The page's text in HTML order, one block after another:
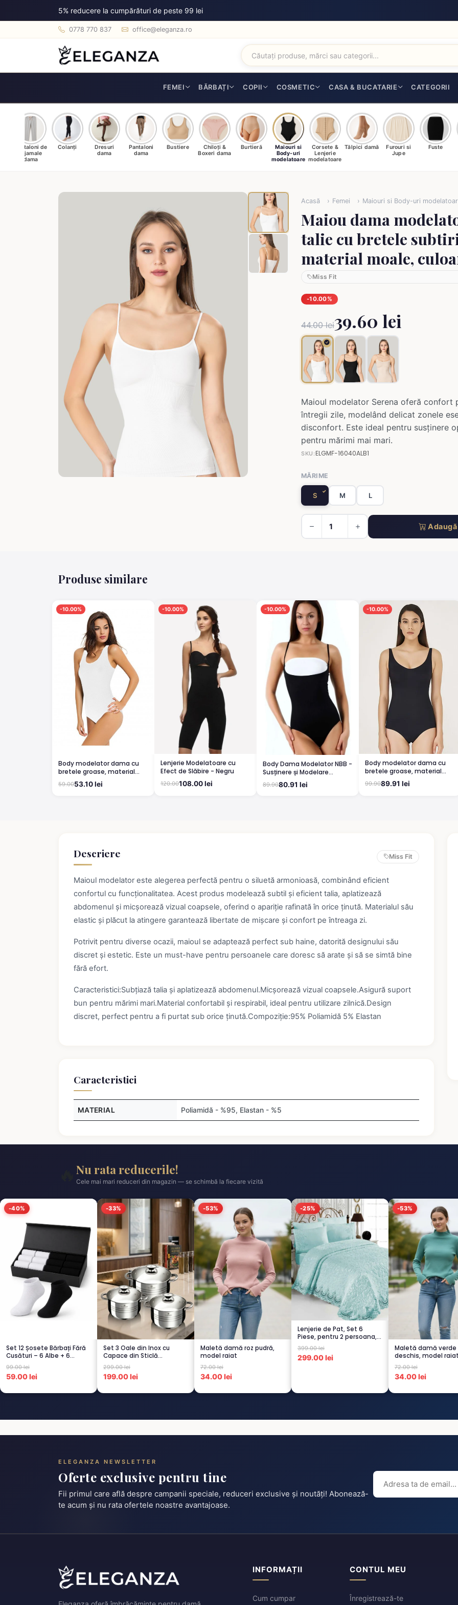
5% reducere la cumpărături de peste 99 lei
0778 770 837 office@eleganza.ro
FEMEI BĂRBAȚI COPII COSMETIC CASA & BUCATARIE CATEGORII
Pantaloni de
pijamale
dama
Colanți
Dresuri
dama
Pantaloni
dama
Bustiere
Chiloți &
Boxeri dama
Burtieră
Maiouri si
Body-uri
modelatoare
Corsete &
Lenjerie
modelatoare
Tălpici damă
Furouri si
Jupe
Fuste
Acasă Femei Maiouri si Body-uri
Maiou dama
talie cu bretele
material moale,
Miss Fit
-10.00%
44.00 lei39.60 lei
Maioul modelator Serena oferă confort
întregii zile, modelând delicat zonele
disconfort. Este ideal pentru susținere
pentru mărimi mai mari.
SKU:ELGMF-16040ALB1
MĂRIME
S M L
Produse similare
-10.00%
Body modelator dama cu
bretele groase, material
elastic si respirabil, alb
59.0053.10 lei
-10.00%
Lenjerie Modelatoare cu
Efect de Slăbire - Negru
120.00108.00 lei
-10.00%
Body Dama Modelator NBB -
Susținere și Modelare
Discretă, Negru
89.9080.91 lei
-10.00%
Body modelator dama cu
bretele groase, material
elastic si respirabil de
culoare negru
99.9089.91 lei
Descriere Miss Fit
Maioul modelator este alegerea perfectă pentru o siluetă armonioasă, combinând eficient
confortul cu funcționalitatea. Acest produs modelează subtil și eficient talia, aplatizează
abdomenul și micșorează vizual coapsele, oferind o apariție rafinată în orice ținută. Materialul său
elastic și plăcut la atingere garantează libertate de mișcare și confort pe întreaga zi.
Potrivit pentru diverse ocazii, maioul se adaptează perfect sub haine, datorită designului său
discret și estetic. Este un must-have pentru persoanele care doresc să arate și să se simtă bine
fără efort.
Caracteristici:Subțiază talia și aplatizează abdomenul.Micșorează vizual coapsele.Asigură suport
bun pentru mărimi mari.Material confortabil și respirabil, ideal pentru utilizare zilnică.Design
discret, perfect pentru a fi purtat sub orice ținută.Compoziție:95% Poliamidă 5% Elastan
Caracteristici
MATERIAL Poliamidă - %95, Elastan - %5
Nu rata reducerile!
Cele mai mari reduceri din magazin — se schimbă la fiecare vizită
-40%
Set 12 Șosete Bărbați Fără
Cusături – 6 Albe + 6
Negre...
99.00 lei
59.00 lei
-33%
Set 3 Oale din Inox cu
Capace din Sticlă
Termorezistent...
299.00 lei
199.00 lei
-53%
Maletă damă roz pudră,
model raiat
72.00 lei
34.00 lei
-25%
Lenjerie de Pat, Set 6
Piese, pentru 2 persoana,
TURCOA...
399.00 lei
299.00 lei
-53%
Maletă damă verde
deschis, model raiat
72.00 lei
34.00 lei
ELEGANZA NEWSLETTER
Oferte exclusive pentru tine
Fii primul care află despre campanii speciale, reduceri exclusive și noutăți! Abonează-
te acum și nu rata ofertele noastre avantajoase.
INFORMAȚII
Cum cumpar
CONTUL MEU
Înregistrează-te